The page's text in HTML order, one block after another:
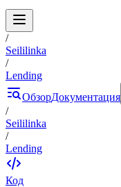
/
Seililinka
/
Lending
ОбзорДокументация
/
Seililinka
/
Lending
Код